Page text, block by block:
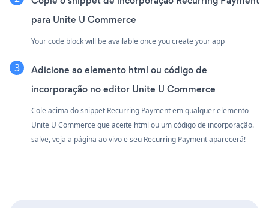
para Unite U Commerce
Your code block will be available once you create your app
Adicione ao elemento html ou código de
incorporação no editor Unite U Commerce
Cole acima do snippet Recurring Payment em qualquer elemento
Unite U Commerce que aceite html ou um código de incorporação.
salve, veja a página ao vivo e seu Recurring Payment aparecerá!